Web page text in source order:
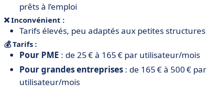
prêts à l’emploi
❌ Inconvénient :
Tarifs élevés, peu adaptés aux petites structures
💰 Tarifs :
Pour PME : de 25 € à 165 € par utilisateur/mois
Pour grandes entreprises : de 165 € à 500 € par
utilisateur/mois